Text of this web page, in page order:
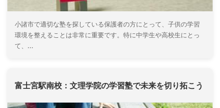
小諸市で適切な塾を探している保護者の方にとって、子供の学習
環境を整えることは非常に重要です。特に中学生や高校生にとっ
て、...
富士宮駅南校：文理学院の学習塾で未来を切り拓こう